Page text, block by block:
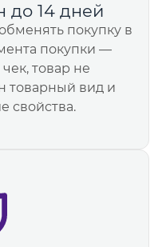
до 14 дней
покупку в
покупки —
товар не
товарный вид и
свойства.